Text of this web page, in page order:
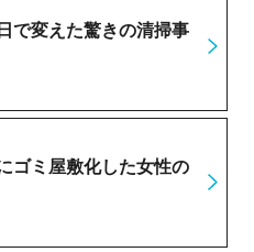
で変えた驚きの清掃事
ゴミ屋敷化した女性の